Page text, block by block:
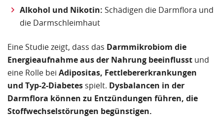
Alkohol und Nikotin: Schädigen die Darmflora und
die Darmschleimhaut
Eine Studie zeigt, dass das Darmmikrobiom die
Energieaufnahme aus der Nahrung beeinflusst und
eine Rolle bei Adipositas, Fettlebererkrankungen
und Typ-2-Diabetes spielt. Dysbalancen in der
Darmflora können zu Entzündungen führen, die
Stoffwechselstörungen begünstigen.